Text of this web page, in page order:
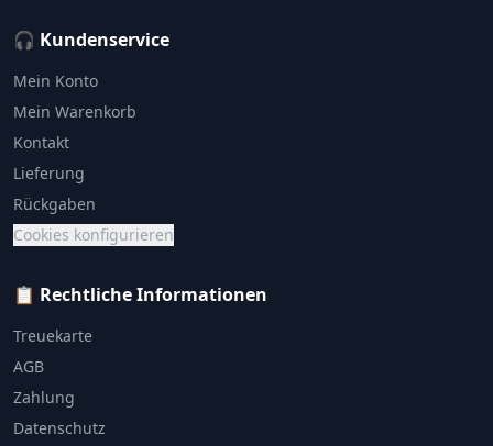
🎧 Kundenservice
Mein Konto
Mein Warenkorb
Kontakt
Lieferung
Rückgaben
Cookies konfigurieren
📋 Rechtliche Informationen
Treuekarte
AGB
Zahlung
Datenschutz